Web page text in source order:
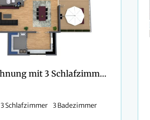
Luxuriöse Wohnung mit 3 Schlafzimmern
3 Schlafzimmer
3 Badezimmer